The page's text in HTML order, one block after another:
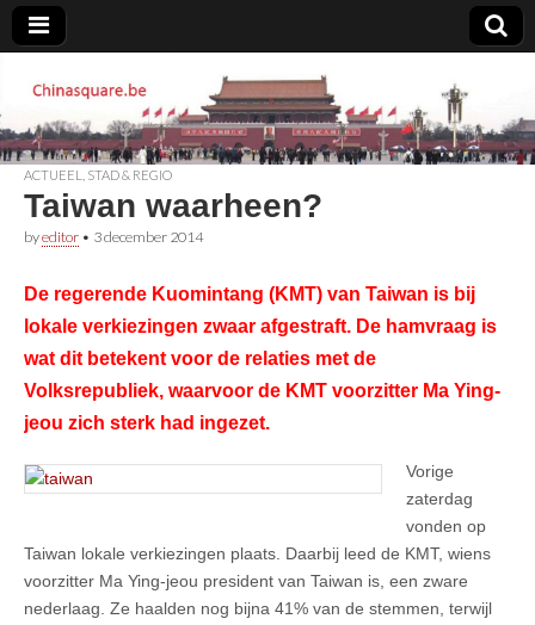
Chinasquare.be
ACTUEEL STAD & REGIO
Taiwan waarheen?
byeditor • 3 december 2014
De regerende Kuomintang (KMT) van Taiwan is bij
lokale verkiezingen zwaar afgestraft. De hamvraag is
wat dit betekent voor de relaties met de
Volksrepubliek, waarvoor de KMT voorzitter Ma Ying-
jeou zich sterk had ingezet.
Vorige
zaterdag
vonden op
Taiwan lokale verkiezingen plaats. Daarbij leed de KMT, wiens
voorzitter Ma Ying-jeou president van Taiwan is, een zware
nederlaag. Ze haalden nog bijna 41% van de stemmen, terwijl